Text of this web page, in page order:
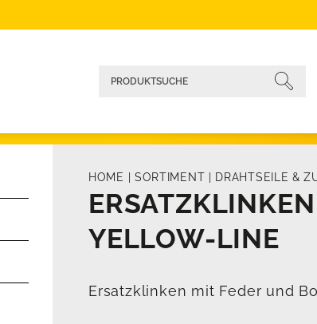
HOME SORTIMENT DRAHTSEILE &
YELLOW-LINE
Ersatzklinken mit Feder und